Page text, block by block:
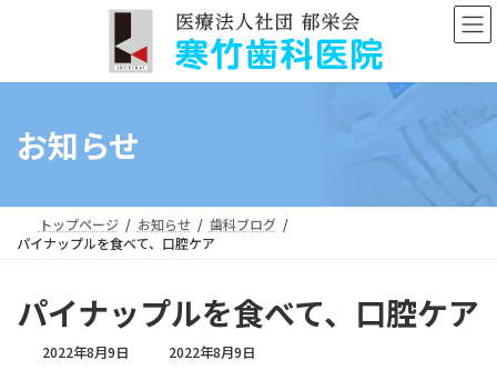
ン
プ
ー
動
お知らせ
トップページ お知らせ
歯科ブログ
パイナップルを食べて、口腔ケア
パイナップルを食べて、口腔ケア
2022年8月9日
最
2022年8月9日